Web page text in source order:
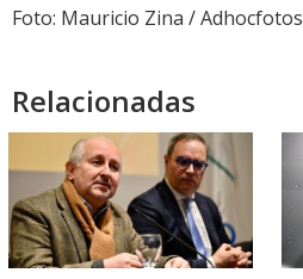
Foto: Mauricio Zina / Adhocfotos
Relacionadas